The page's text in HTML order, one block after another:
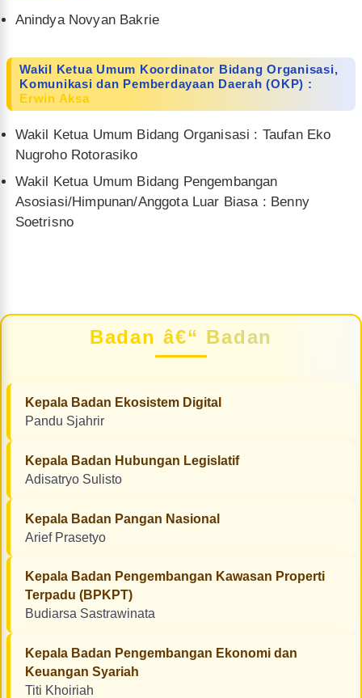
Anindya Novyan Bakrie
Wakil Ketua Umum Koordinator Bidang Organisasi,
Komunikasi dan Pemberdayaan Daerah (OKP) :
Erwin Aksa
Wakil Ketua Umum Bidang Organisasi : Taufan Eko
Nugroho Rotorasiko
Wakil Ketua Umum Bidang Pengembangan
Asosiasi/Himpunan/Anggota Luar Biasa : Benny
Soetrisno
Badan â€“ Badan
Kepala Badan Ekosistem Digital
Pandu Sjahrir
Kepala Badan Hubungan Legislatif
Adisatryo Sulisto
Kepala Badan Pangan Nasional
Arief Prasetyo
Kepala Badan Pengembangan Kawasan Properti
Terpadu (BPKPT)
Budiarsa Sastrawinata
Kepala Badan Pengembangan Ekonomi dan
Keuangan Syariah
Titi Khoiriah